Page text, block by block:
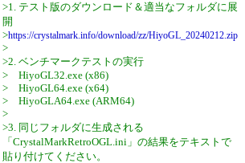
>1. テスト版のダウンロード＆適当なフォルダに展
開
>https://crystalmark.info/download/zz/HiyoGL_20240212.zip
>
>2. ベンチマークテストの実行
> HiyoGL32.exe (x86)
> HiyoGL64.exe (x64)
> HiyoGLA64.exe (ARM64)
>
>3. 同じフォルダに生成される
「CrystalMarkRetroOGL.ini」の結果をテキストで
貼り付けてください。